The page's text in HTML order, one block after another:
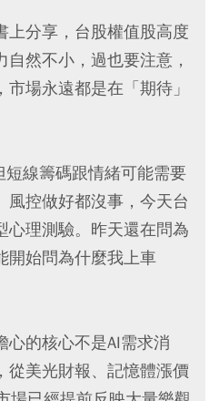
上分享，台股權值股高度
然不小，過也要注意，
場永遠都是在「期待」
短線籌碼跟情緒可能需要
風控做好都沒事，今天台
心理測驗。昨天還在問為
開始問為什麼我上車
心的核心不是AI需求消
從美光財報、記憶體漲價